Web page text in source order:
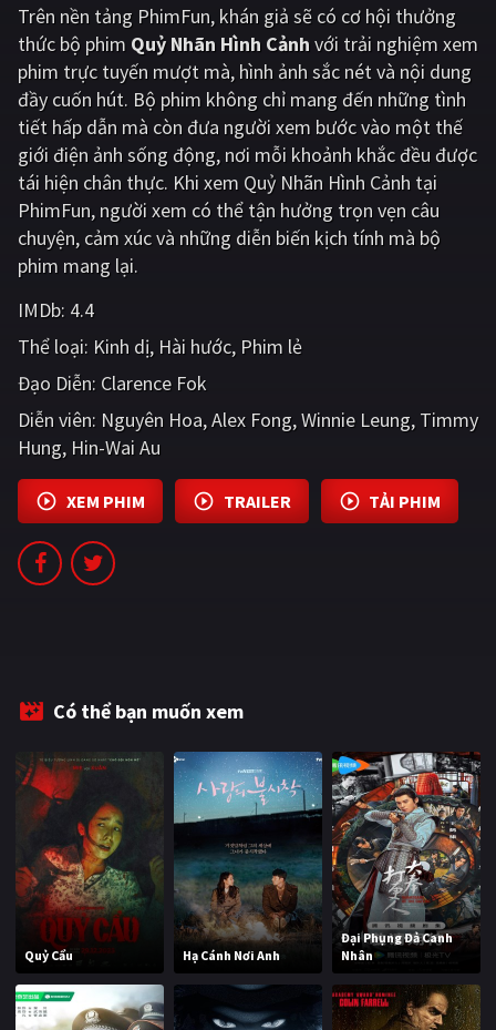
QUỐC GIA
Âu - Mỹ Trung Quốc - Hồng Kông
Hàn Quốc Nhật Bản
Ấn Độ Việt Nam
Tổng hợp
CẬP NHẬT
PHIM MỚI
PHIM BỘ
PHIM LẺ
PHIM CHIẾU RẠP
TUYỂN TẬP PHIM
BLOG
Trên nền tảng PhimFun, khán giả sẽ có cơ hội thưởng
thức bộ phim Quỷ Nhãn Hình Cảnhvới trải nghiệm xem
phim trực tuyến mượt mà, hình ảnh sắc nét và nội dung
đầy cuốn hút. Bộ phim không chỉ mang đến những tình
tiết hấp dẫn mà còn đưa người xem bước vào một thế
giới điện ảnh sống động, nơi mỗi khoảnh khắc đều được
tái hiện chân thực. Khi xem Quỷ Nhãn Hình Cảnh tại
PhimFun, người xem có thể tận hưởng trọn vẹn câu
chuyện, cảm xúc và những diễn biến kịch tính mà bộ
phim mang lại.
IMDb: 4.4
Thể loại: Kinh dị Hài hước Phim lẻ
Đạo Diễn: Clarence Fok
Diễn viên: Nguyên Hoa Alex Fong Winnie Leung Timmy
Hung Hin-Wai Au
XEM PHIM TRAILER TẢI PHIM
Có thể bạn muốn xem
Quỷ Cẩu Hạ Cánh Nơi Anh
Đại Phụng Đả Canh
Nhân